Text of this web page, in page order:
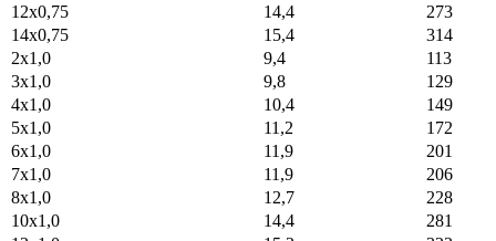
12x0,75
14,4
273
14x0,75
15,4
314
2x1,0
9,4
113
3x1,0
9,8
129
4x1,0
10,4
149
5x1,0
11,2
172
6x1,0
11,9
201
7x1,0
11,9
206
8x1,0
12,7
228
10x1,0
14,4
281